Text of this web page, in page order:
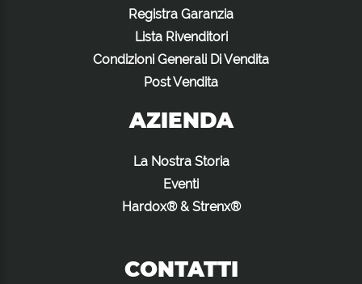
Registra Garanzia
Lista Rivenditori
Condizioni Generali Di Vendita
Post Vendita
AZIENDA
La Nostra Storia
Eventi
Hardox® & Strenx®
CONTATTI